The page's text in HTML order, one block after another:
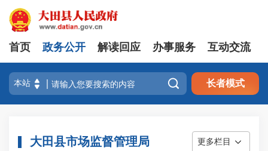
首页 政务公开 解读回应 办事服务 互动交流
 长者模式
大田县市场监督管理局 更多栏目